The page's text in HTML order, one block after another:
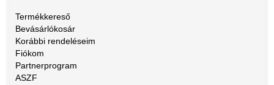
Termékkereső
Bevásárlókosár
Korábbi rendeléseim
Fiókom
Partnerprogram
ASZF